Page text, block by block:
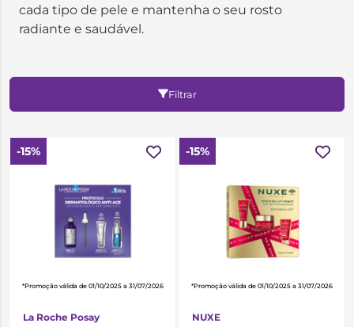
cada tipo de pele e mantenha o seu rosto
radiante e saudável.
Filtrar
-15%
*Promoção válida de 01/10/2025 a 31/07/2026
La Roche Posay
-15%
*Promoção válida de 01/10/2025 a 31/07/2026
NUXE